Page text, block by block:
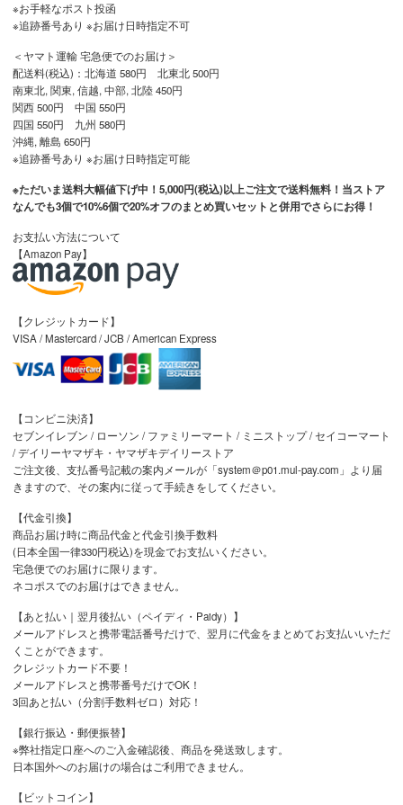
※お手軽なポスト投函
※追跡番号あり ※お届け日時指定不可
＜ヤマト運輸 宅急便でのお届け＞
配送料(税込)：北海道 580円 北東北 500円
南東北, 関東, 信越, 中部, 北陸 450円
関西 500円 中国 550円
四国 550円 九州 580円
沖縄, 離島 650円
※追跡番号あり ※お届け日時指定可能
※ただいま送料大幅値下げ中！5,000円(税込)以上ご注文で送料無料！当ストア
なんでも3個で10%6個で20%オフのまとめ買いセットと併用でさらにお得！
お支払い方法について
【Amazon Pay】
【クレジットカード】
VISA / Mastercard / JCB / American Express
【コンビニ決済】
セブンイレブン / ローソン / ファミリーマート / ミニストップ / セイコーマート
/ デイリーヤマザキ・ヤマザキデイリーストア
ご注文後、支払番号記載の案内メールが「system＠p01.mul-pay.com」より届
きますので、その案内に従って手続きをしてください。
【代金引換】
商品お届け時に商品代金と代金引換手数料
(日本全国一律330円税込)を現金でお支払いください。
宅急便でのお届けに限ります。
ネコポスでのお届けはできません。
【あと払い｜翌月後払い（ペイディ・Paidy）】
メールアドレスと携帯電話番号だけで、翌月に代金をまとめてお支払いいただ
くことができます。
クレジットカード不要！
メールアドレスと携帯番号だけでOK！
3回あと払い（分割手数料ゼロ）対応！
【銀行振込・郵便振替】
※弊社指定口座へのご入金確認後、商品を発送致します。
日本国外へのお届けの場合はご利用できません。
【ビットコイン】